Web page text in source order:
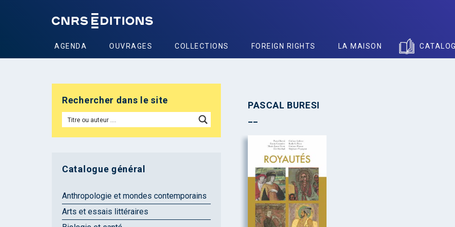
AGENDA OUVRAGES COLLECTIONS FOREIGN RIGHTS LA MAISON
PASCAL BURESI
Rechercher dans le site
Catalogue général
Anthropologie et mondes contemporains
Arts et essais littéraires